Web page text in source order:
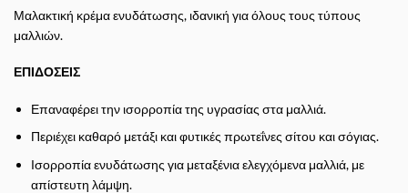
Μαλακτική κρέμα ενυδάτωσης, ιδανική για όλους τους τύπους
μαλλιών.
ΕΠΙΔΟΣΕΙΣ
Επαναφέρει την ισορροπία της υγρασίας στα μαλλιά.
Περιέχει καθαρό μετάξι και φυτικές πρωτεΐνες σίτου και σόγιας.
Ισορροπία ενυδάτωσης για μεταξένια ελεγχόμενα μαλλιά, με
απίστευτη λάμψη.